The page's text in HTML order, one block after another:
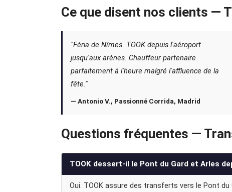
Ce que disent nos clients —
"Féria de Nîmes. TOOK depuis l'aéroport
jusqu'aux arènes. Chauffeur partenaire
parfaitement à l'heure malgré l'affluence de la
fête."
— Antonio V., Passionné Corrida, Madrid
Questions fréquentes —
TOOK dessert-il le Pont du Gard et Arles
Oui. TOOK assure des transferts vers le Pont